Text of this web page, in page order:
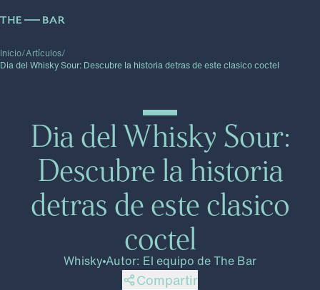
Inicio/Artículos/
Dia del Whisky Sour: Descubre la historia detras de este clasico coctel
Dia del Whisky Sour:
Descubre la historia
detras de este clasico
coctel
Whisky Autor: El equipo de The Bar
Compartir